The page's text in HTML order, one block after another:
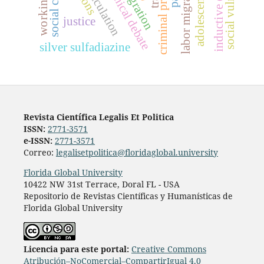
silver sulfadiazine
adolescence
justice
Revista Científica Legalis Et Politica
ISSN: 2771-3571
e-ISSN: 2771-3571
Correo: legalisetpolitica@floridaglobal.university
Florida Global University
10422 NW 31st Terrace, Doral FL - USA
Repositorio de Revistas Científicas y Humanísticas de
Florida Global University
Licencia para este portal: Creative Commons
Atribución–NoComercial–CompartirIgual 4.0